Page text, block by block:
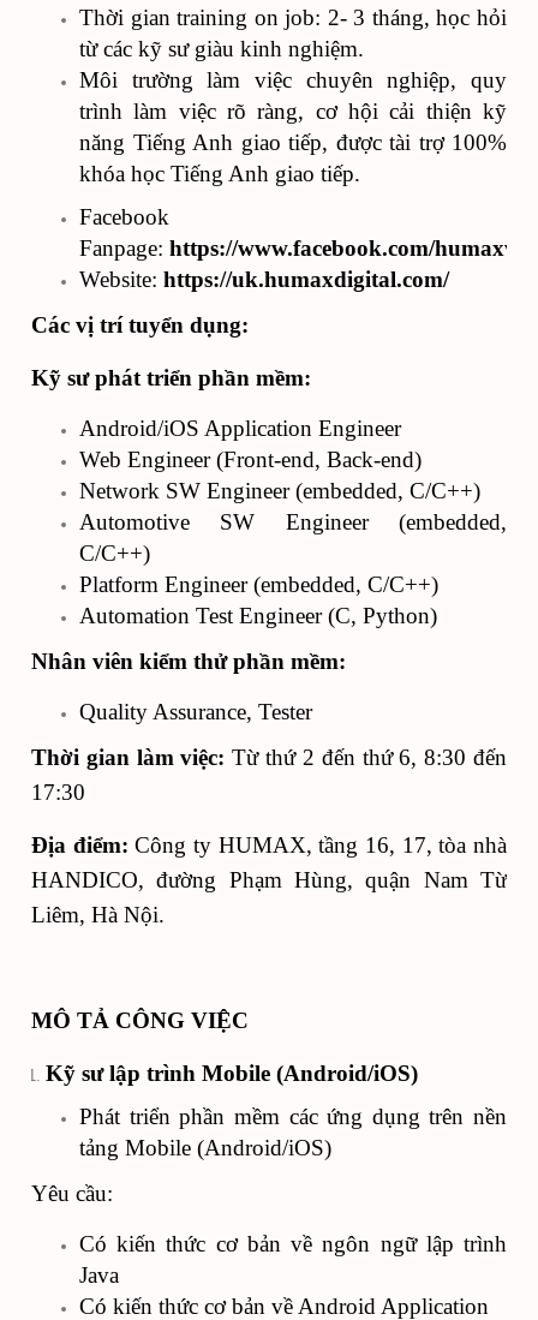
Thời gian training on job: 2- 3 tháng, học hỏi
từ các kỹ sư giàu kinh nghiệm.
Môi trường làm việc chuyên nghiệp, quy
trình làm việc rõ ràng, cơ hội cải thiện kỹ
năng Tiếng Anh giao tiếp, được tài trợ 100%
khóa học Tiếng Anh giao tiếp.
Facebook
Fanpage: https://www.facebook.com/
Website: https://uk.humaxdigital.com/
Các vị trí tuyển dụng:
Kỹ sư phát triển phần mềm:
Android/iOS Application Engineer
Web Engineer (Front-end, Back-end)
Network SW Engineer (embedded, C/C++)
Automotive SW Engineer (embedded,
C/C++)
Platform Engineer (embedded, C/C++)
Automation Test Engineer (C, Python)
Nhân viên kiểm thử phần mềm:
Quality Assurance, Tester
Thời gian làm việc: Từ thứ 2 đến thứ 6, 8:30 đến
17:30
Địa điểm: Công ty HUMAX, tầng 16, 17, tòa nhà
HANDICO, đường Phạm Hùng, quận Nam Từ
Liêm, Hà Nội.
MÔ TẢ CÔNG VIỆC
Kỹ sư lập trình Mobile (Android/iOS)
Phát triển phần mềm các ứng dụng trên nền
tảng Mobile (Android/iOS)
Yêu cầu:
Có kiến thức cơ bản về ngôn ngữ lập trình
Java
Có kiến thức cơ bản về Android Application